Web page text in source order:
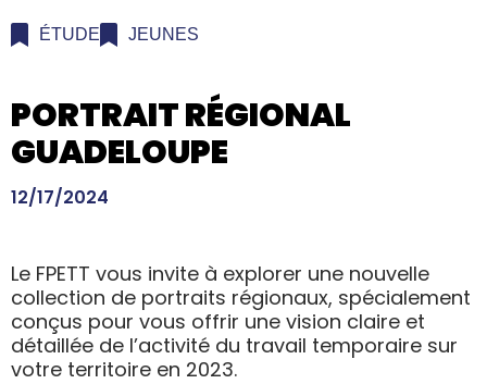
ÉTUDE JEUNES
PORTRAIT RÉGIONAL
GUADELOUPE
12/17/2024
Le FPETT vous invite à explorer une nouvelle
collection de portraits régionaux, spécialement
conçus pour vous offrir une vision claire et
détaillée de l’activité du travail temporaire sur
votre territoire en 2023.